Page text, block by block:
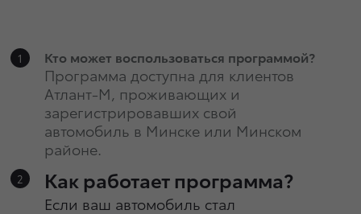
Кто может воспользоваться программой?
Программа доступна для клиентов
Атлант-М, проживающих и
зарегистрировавших свой
автомобиль в Минске или Минском
районе.
Как работает программа?
Если ваш автомобиль стал